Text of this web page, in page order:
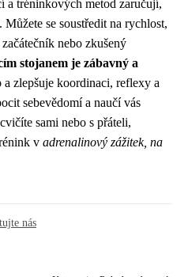
a tréninkových metod zaručují,
se soustředit na rychlost,
nebo zkušený
stojanem je zábavný a
a zlepšuje koordinaci, reflexy a
sebevědomí a naučí vás
sami nebo s přáteli,
v adrenalinový zážitek, na
nás